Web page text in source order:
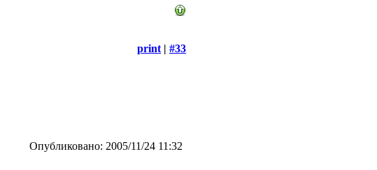
print | #33
Опубликовано: 2005/11/24 11:32